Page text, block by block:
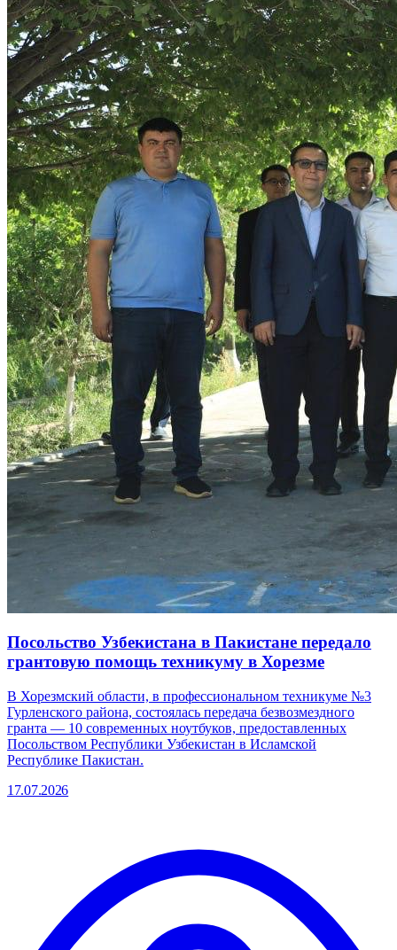
Посольство Узбекистана в Пакистане передало
грантовую помощь техникуму в Хорезме
В Хорезмский области, в профессиональном техникуме №3
Гурленского района, состоялась передача безвозмездного
гранта — 10 современных ноутбуков, предоставленных
Посольством Республики Узбекистан в Исламской
Республике Пакистан.
17.07.2026